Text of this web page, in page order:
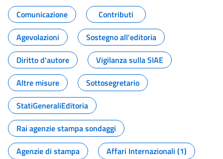
Tutti i contenuti della pagina
Comunicazione
Contributi
Agevolazioni
Sostegno all'editoria
Diritto d'autore
Vigilanza sulla SIAE
Altre misure
Sottosegretario
StatiGeneraliEditoria
Rai agenzie stampa sondaggi
Agenzie di stampa
Affari Internazionali (1)